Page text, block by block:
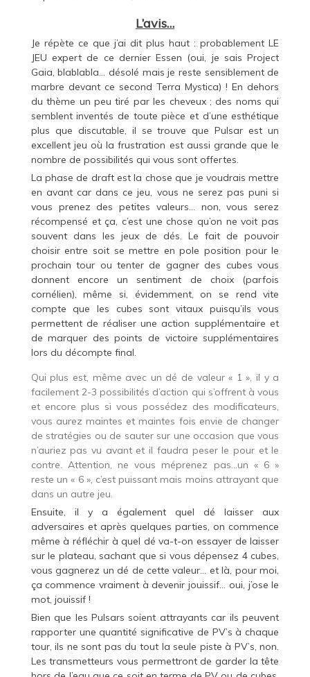
L’avis…
Je répète ce que j’ai dit plus haut : probablement LE
JEU expert de ce dernier Essen (oui, je sais Project
Gaia, blablabla… désolé mais je reste sensiblement de
marbre devant ce second Terra Mystica) ! En dehors
du thème un peu tiré par les cheveux ; des noms qui
semblent inventés de toute pièce et d’une esthétique
plus que discutable, il se trouve que Pulsar est un
excellent jeu où la frustration est aussi grande que le
nombre de possibilités qui vous sont offertes.
La phase de draft est la chose que je voudrais mettre
en avant car dans ce jeu, vous ne serez pas puni si
vous prenez des petites valeurs… non, vous serez
récompensé et ça, c’est une chose qu’on ne voit pas
souvent dans les jeux de dés. Le fait de pouvoir
choisir entre soit se mettre en pole position pour le
prochain tour ou tenter de gagner des cubes vous
donnent encore un sentiment de choix (parfois
cornélien), même si, évidemment, on se rend vite
compte que les cubes sont vitaux puisqu’ils vous
permettent de réaliser une action supplémentaire et
de marquer des points de victoire supplémentaires
lors du décompte final.
Qui plus est, même avec un dé de valeur « 1 », il y a
facilement 2-3 possibilités d’action qui s’offrent à vous
et encore plus si vous possédez des modificateurs,
vous aurez maintes et maintes fois envie de changer
de stratégies ou de sauter sur une occasion que vous
n’auriez pas vu avant et il faudra peser le pour et le
contre. Attention, ne vous méprenez pas…un « 6 »
reste un « 6 », c’est puissant mais moins attrayant que
dans un autre jeu.
Ensuite, il y a également quel dé laisser aux
adversaires et après quelques parties, on commence
même à réfléchir à quel dé va-t-on essayer de laisser
sur le plateau, sachant que si vous dépensez 4 cubes,
vous gagnerez un dé de cette valeur… et là, pour moi,
ça commence vraiment à devenir jouissif… oui, j’ose le
mot, jouissif !
Bien que les Pulsars soient attrayants car ils peuvent
rapporter une quantité significative de PV’s à chaque
tour, ils ne sont pas du tout la seule piste à PV’s, non.
Les transmetteurs vous permettront de garder la tête